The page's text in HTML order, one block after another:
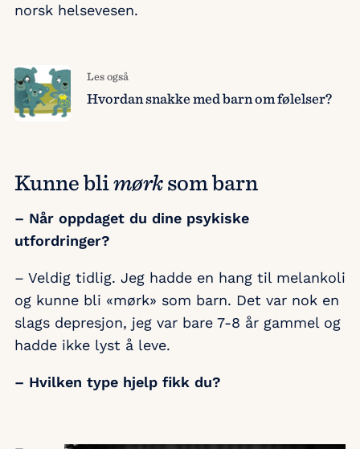
norsk helsevesen.
Les også
Hvordan snakke med barn om følelser?
Kunne blimørksom barn
– Når oppdaget du dine psykiske
utfordringer?
– Veldig tidlig. Jeg hadde en hang til melankoli
og kunne bli «mørk» som barn. Det var nok en
slags depresjon, jeg var bare 7-8 år gammel og
hadde ikke lyst å leve.
– Hvilken type hjelp fikk du?